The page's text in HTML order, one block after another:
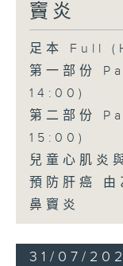
竇炎
足本 Full
第一部份
14:00)
第二部份
15:00)
兒童心肌炎
預防肝癌 由
鼻竇炎
31/07/